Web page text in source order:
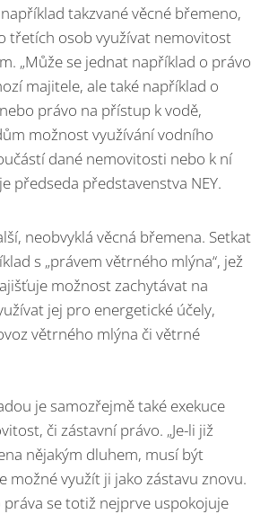
takzvané věcné břemeno,
třetích osob využívat nemovitost
„Může se jednat například o právo
majitele, ale také například o
právo na přístup k vodě,
možnost využívání vodního
dané nemovitosti nebo k ní
předseda představenstva NEY.
neobvyklá věcná břemena. Setkat
s „právem větrného mlýna“, jež
možnost zachytávat na
jej pro energetické účely,
větrného mlýna či větrné
je samozřejmě také exekuce
či zástavní právo. „Je-li již
nějakým dluhem, musí být
možné využít ji jako zástavu znovu.
práva se totiž nejprve uspokojuje